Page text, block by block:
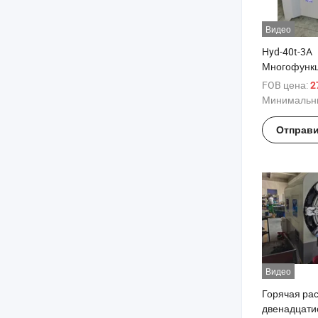
Видео
Hyd-40t-3A
пружинный
проволоки
FOB цена:
Видео
Горячая